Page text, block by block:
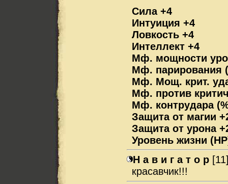
Сила +4
Интуиция +4
Ловкость +4
Интеллект +4
Мф. мощности
Мф. парирования
Мф. Мощ. крит.
Мф. против
Мф. контрудара
Защита от магии
Защита от урона
Уровень жизни
Н а в и г а т о р
красавчик!!!